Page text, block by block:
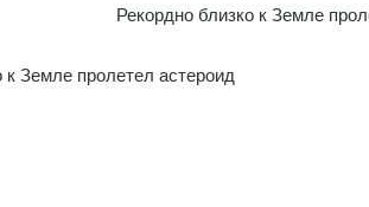
к Земле пролетел астероид